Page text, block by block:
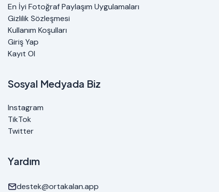
En İyi Fotoğraf Paylaşım Uygulamaları
Gizlilik Sözleşmesi
Kullanım Koşulları
Giriş Yap
Kayıt Ol
Sosyal Medyada Biz
Instagram
TikTok
Twitter
Yardım
destek@ortakalan.app